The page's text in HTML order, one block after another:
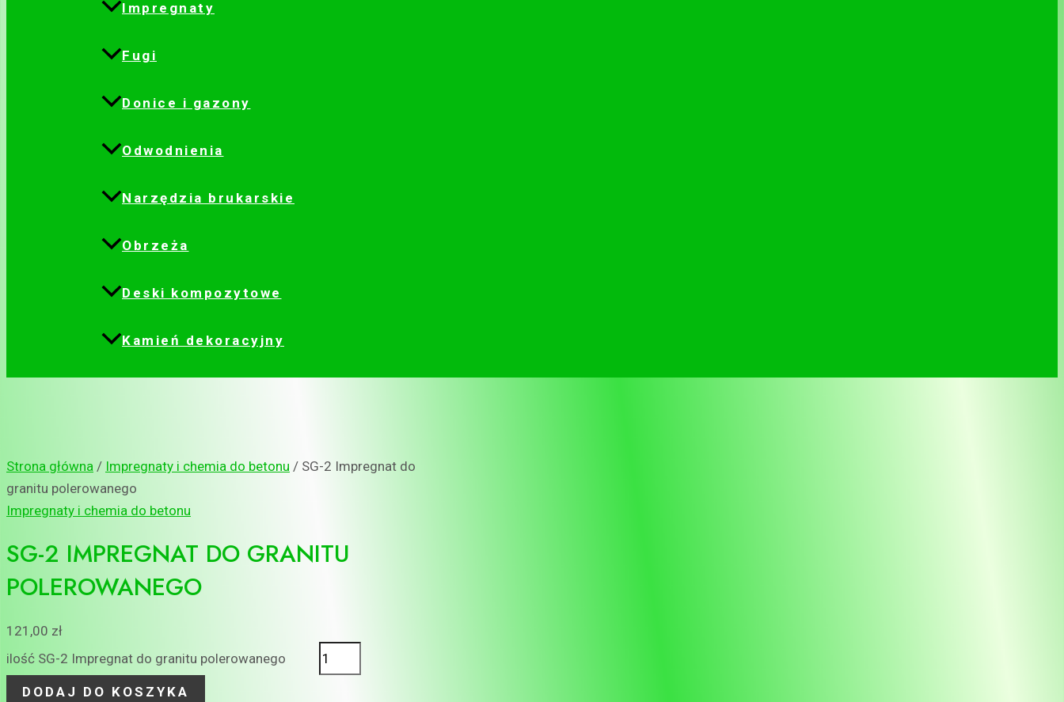
Impregnaty
Fugi
Donice i gazony
Odwodnienia
Narzędzia brukarskie
Obrzeża
Deski kompozytowe
Kamień dekoracyjny
Strona główna / Impregnaty i chemia do betonu / SG-2 Impregnat do
granitu polerowanego
Impregnaty i chemia do betonu
SG-2 IMPREGNAT DO GRANITU
POLEROWANEGO
121,00 zł
ilość SG-2 Impregnat do granitu polerowanego
DODAJ DO KOSZYKA